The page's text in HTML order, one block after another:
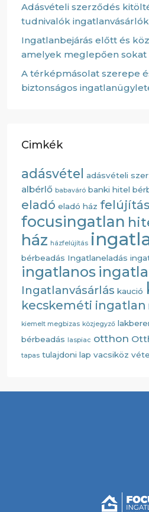
Adásvételi szerződés
tudnivalók
Ingatlanbejárás előtt és
amelyek meglepően sokat
A térképmásolat szerepe
biztonságos
Cimkék
adásvétel adásvételi
albérlő babaváró banki hitel
eladó eladó ház felújítás
focusingatlan
ház házfelújítás
bérbeadás Ingatlaneladás
ingatlanos
Ingatlanvásárlás kaució
kecskeméti ingatlan
kiemelt megbizas közjegyző
bérbeadás laspiac otthon
tapas tulajdoni lap vacsiköz